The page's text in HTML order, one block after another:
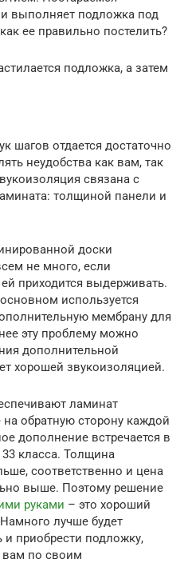
выполняет подложка под
ее правильно постелить?
подложка, а затем
шагов отдается достаточно
неудобства как вам, так
связана с
толщиной панели и
доски
не много, если
приходится выдерживать.
используется
мембрану для
эту проблему можно
дополнительной
хорошей звукоизоляцией.
ламинат
обратную сторону каждой
дополнение встречается в
класса. Толщина
соответственно и цена
выше. Поэтому решение
руками – это хороший
лучше будет
и приобрести подложку,
по своим